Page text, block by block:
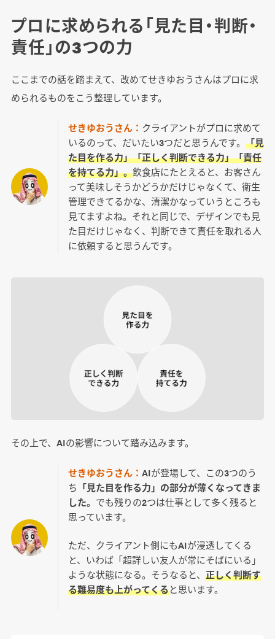
プロに求められる「見た目・判断・
責任」の3つの力
ここまでの話を踏まえて、改めてせきゆおうさんはプロに求
められるものをこう整理しています。
せきゆおうさん： クライアントがプロに求めて
いるのって、だいたい3つだと思うんです。 「見
た目を作る力」「正しく判断できる力」「責任
を持てる力」。飲食店にたとえると、お客さん
って美味しそうかどうかだけじゃなくて、衛生
管理できてるかな、清潔かなっていうところも
見てますよね。それと同じで、デザインでも見
た目だけじゃなく、判断できて責任を取れる人
に依頼すると思うんです。
その上で、AIの影響について踏み込みます。
せきゆおうさん： AIが登場して、この3つのう
ち 「見た目を作る力」の部分が薄くなってきま
した。 でも残りの2つは仕事として多く残ると
思っています。
ただ、クライアント側にもAIが浸透してくる
と、いわば「超詳しい友人が常にそばにいる」
ような状態になる。そうなると、 正しく判断す
る難易度も上がってくると思います。